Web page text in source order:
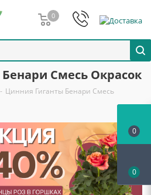
0
Смесь Окрасок
- Цинния Гиганты Бенари Смесь
0
0